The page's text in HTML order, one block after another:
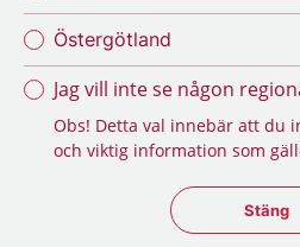
Östergötland
Jag vill inte se någon
Obs! Detta val innebär att du
och viktig information som
Stäng
Stäng